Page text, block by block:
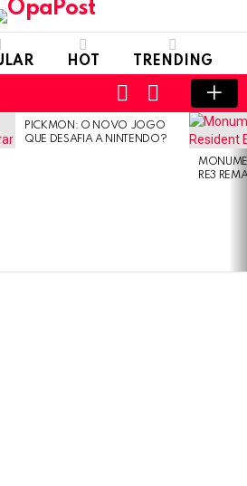
HOT TRENDING
SWITCH
SKIN
LOGIN
PICKMON: O NOVO JOGO
QUE DESAFIA A NINTENDO?
RE3